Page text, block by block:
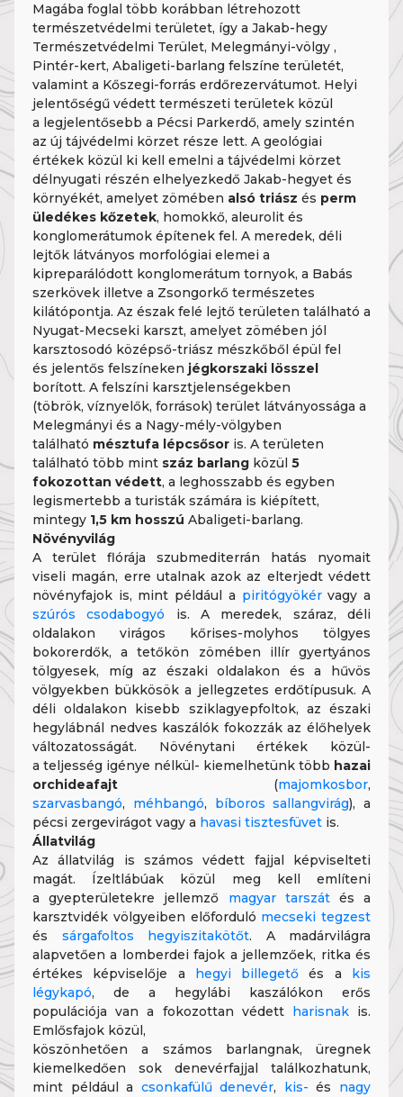
Magába foglal több korábban létrehozott
természetvédelmi területet, így a Jakab-hegy
Természetvédelmi Terület, Melegmányi-völgy ,
Pintér-kert, Abaligeti-barlang felszíne területét,
valamint a Kőszegi-forrás erdőrezervátumot. Helyi
jelentőségű védett természeti területek közül
a legjelentősebb a Pécsi Parkerdő, amely szintén
az új tájvédelmi körzet része lett. A geológiai
értékek közül ki kell emelni a tájvédelmi körzet
délnyugati részén elhelyezkedő Jakab-hegyet és
környékét, amelyet zömében alsó triász és perm
üledékes kőzetek, homokkő, aleurolit és
konglomerátumok építenek fel. A meredek, déli
lejtők látványos morfológiai elemei a
kipreparálódott konglomerátum tornyok, a Babás
szerkövek illetve a Zsongorkő természetes
kilátópontja. Az észak felé lejtő területen található a
Nyugat-Mecseki karszt, amelyet zömében jól
karsztosodó középső-triász mészkőből épül fel
és jelentős felszíneken jégkorszaki lösszel
borított. A felszíni karsztjelenségekben
(töbrök, víznyelők, források) terület látványossága a
Melegmányi és a Nagy-mély-völgyben
található mésztufa lépcsősor is. A területen
található több mint száz barlang közül 5
fokozottan védett, a leghosszabb és egyben
legismertebb a turisták számára is kiépített,
mintegy 1,5 km hosszú Abaligeti-barlang.
Növényvilág
A terület flórája szubmediterrán hatás nyomait
viseli magán, erre utalnak azok az elterjedt védett
növényfajok is, mint például a piritógyökérvagy a
szúrós csodabogyó is. A meredek, száraz, déli
oldalakon virágos kőrises-molyhos tölgyes
bokorerdők, a tetőkön zömében illír gyertyános
tölgyesek, míg az északi oldalakon és a hűvös
völgyekben bükkösök a jellegzetes erdőtípusuk. A
déli oldalakon kisebb sziklagyepfoltok, az északi
hegylábnál nedves kaszálók fokozzák az élőhelyek
változatosságát. Növénytani értékek közül-
a teljesség igénye nélkül- kiemelhetünk több hazai
orchideafajt (majomkosbor,
szarvasbangó, méhbangó, bíboros sallangvirág), a
pécsi zergevirágot vagy a havasi tisztesfüvet is.
Állatvilág
Az állatvilág is számos védett fajjal képviselteti
magát. Ízeltlábúak közül meg kell említeni
a gyepterületekre jellemző magyar tarszátés a
karsztvidék völgyeiben előforduló mecseki tegzest
és sárgafoltos hegyiszitakötőt. A madárvilágra
alapvetően a lomberdei fajok a jellemzőek, ritka és
értékes képviselője a hegyi billegető és a kis
légykapó, de a hegylábi kaszálókon erős
populációja van a fokozottan védett harisnakis.
Emlősfajok közül,
köszönhetően a számos barlangnak, üregnek
kiemelkedően sok denevérfajjal találkozhatunk,
mint például a csonkafülű denevér, kis- és nagy